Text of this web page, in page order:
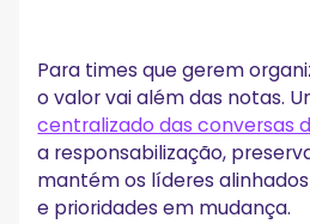
Para times que gerem
o valor vai além das notas.
centralizado das conversas
a responsabilização,
mantém os líderes
e prioridades em mudança.